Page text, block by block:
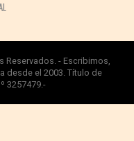
Reservados. - Escribimos,
desde el 2003. Título de
3257479.-